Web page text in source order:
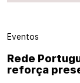
Eventos
Rede
reforça